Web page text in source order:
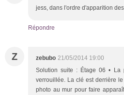
jess, dans l'ordre d'apparition
Répondre
Z zebubo 21/05/2014 19:00
Solution suite : Étage 06 • La
verrouillée. La clé est derrière
photo au mur pour faire